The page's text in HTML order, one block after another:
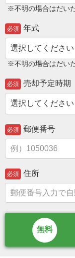
※不明の場合はだい
必須 年式
※不明の場合はだい
必須 売却予定時期
必須 郵便番号
必須 住所